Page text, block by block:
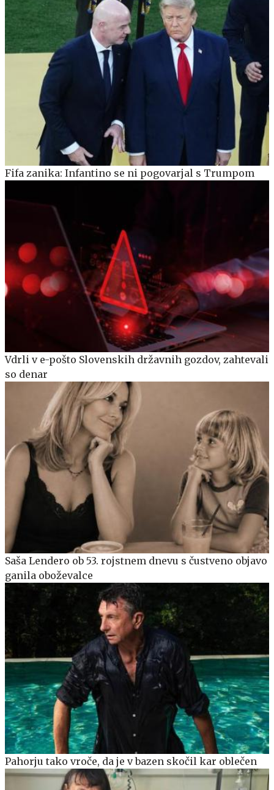
Fifa zanika: Infantino se ni pogovarjal s Trumpom
Vdrli v e-pošto Slovenskih državnih gozdov, zahtevali
so denar
Saša Lendero ob 53. rojstnem dnevu s čustveno objavo
ganila oboževalce
Pahorju tako vroče, da je v bazen skočil kar oblečen